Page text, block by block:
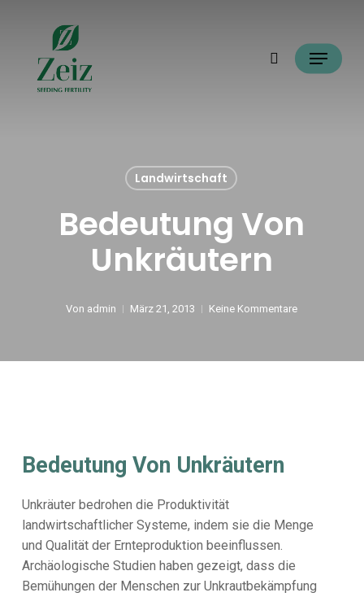
content
Menü
Landwirtschaft
Bedeutung Von
Unkräutern
Von admin März 21, 2013 Keine Kommentare
Bedeutung Von Unkräutern
Unkräuter bedrohen die Produktivität
landwirtschaftlicher Systeme, indem sie die Menge
und Qualität der Ernteproduktion beeinflussen.
Archäologische Studien haben gezeigt, dass die
Bemühungen der Menschen zur Unkrautbekämpfung